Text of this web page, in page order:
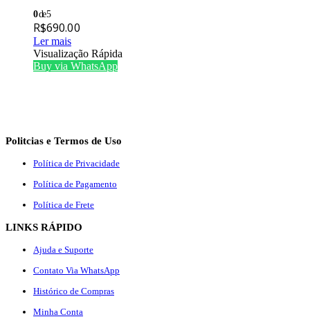
0de 5
R$690.00
Ler mais
Visualização Rápida
Buy via WhatsApp
Politcias e Termos de Uso
Política de Privacidade
Política de Pagamento
Política de Frete
LINKS RÁPIDO
Ajuda e Suporte
Contato Via WhatsApp
Histórico de Compras
Minha Conta